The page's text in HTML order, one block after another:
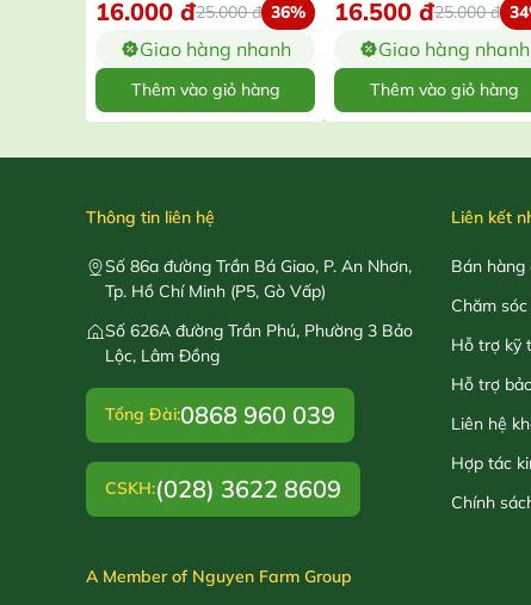
16.000 đ25.000đ 36%
Giao hàng nhanh
Thêm vào giỏ hàng
16.500 đ25.000đ
Giao hàng nhanh
Thêm vào giỏ hàng
Thông tin liên hệ
Số 86a đường Trần Bá Giao, P. An Nhơn,
Tp. Hồ Chí Minh (P5, Gò Vấp)
Số 626A đường Trần Phú, Phường 3 Bảo
Lộc, Lâm Đồng
Tổng Đài:0868 960 039
CSKH:(028) 3622 8609
A Member of Nguyen Farm Group
Liên kết
Bán hàng
Chăm
Hỗ trợ kỹ
Hỗ trợ
Liên hệ
Hợp tác
Chính